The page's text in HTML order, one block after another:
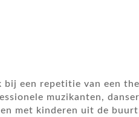
bij een repetitie van een
muzikanten,
met kinderen uit de